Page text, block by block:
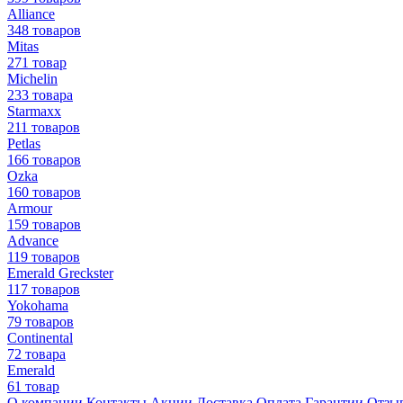
Alliance
348 товаров
Mitas
271 товар
Michelin
233 товара
Starmaxx
211 товаров
Petlas
166 товаров
Ozka
160 товаров
Armour
159 товаров
Advance
119 товаров
Emerald Greckster
117 товаров
Yokohama
79 товаров
Continental
72 товара
Emerald
61 товар